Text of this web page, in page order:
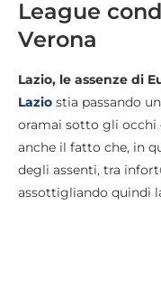
League
Verona
Lazio, le assenze di
Lazio stia passando
oramai sotto gli occhi
anche il fatto che, in
degli assenti, tra
assottigliando quindi